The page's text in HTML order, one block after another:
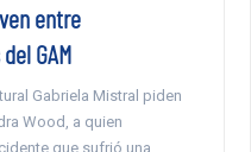
entre
GAM
Gabriela Mistral piden
Wood, a quien
que sufrió una